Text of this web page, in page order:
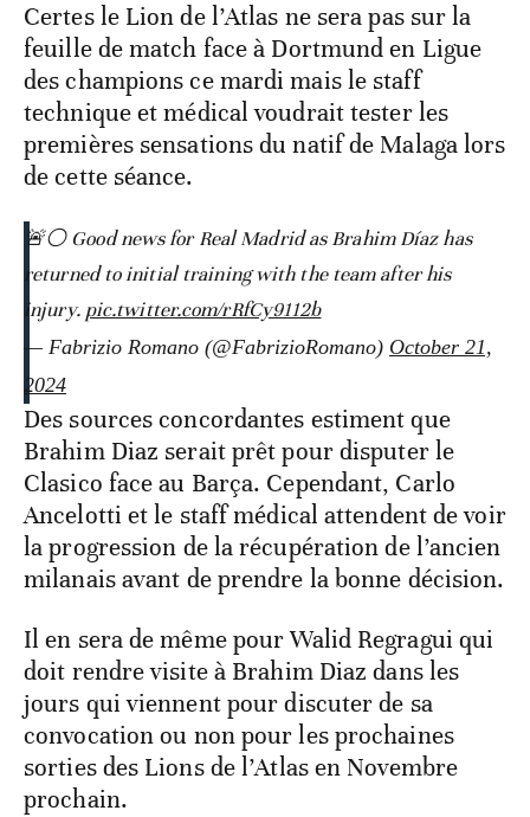
Certes le Lion de l’Atlas ne sera pas sur la
feuille de match face à Dortmund en Ligue
des champions ce mardi mais le staff
technique et médical voudrait tester les
premières sensations du natif de Malaga lors
de cette séance.
🚨⚪️ Good news for Real Madrid as Brahim Díaz has
returned to initial training with the team after his
injury. pic.twitter.com/rRfCy9112b
— Fabrizio Romano (@FabrizioRomano) October 21,
2024
Des sources concordantes estiment que
Brahim Diaz serait prêt pour disputer le
Clasico face au Barça. Cependant, Carlo
Ancelotti et le staff médical attendent de voir
la progression de la récupération de l’ancien
milanais avant de prendre la bonne décision.
Il en sera de même pour Walid Regragui qui
doit rendre visite à Brahim Diaz dans les
jours qui viennent pour discuter de sa
convocation ou non pour les prochaines
sorties des Lions de l’Atlas en Novembre
prochain.